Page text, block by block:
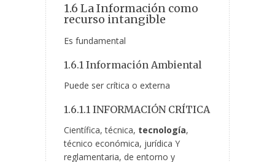
1.6 La Información como
recurso intangible
Es fundamental
1.6.1 Información Ambiental
Puede ser crítica o externa
1.6.1.1 INFORMACIÓN CRÍTICA
Científica, técnica, tecnología,
técnico económica, jurídica Y
reglamentaria, de entorno y